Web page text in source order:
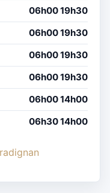
06h00 19h30
06h00 19h30
06h00 19h30
06h00 19h30
06h00 14h00
06h30 14h00